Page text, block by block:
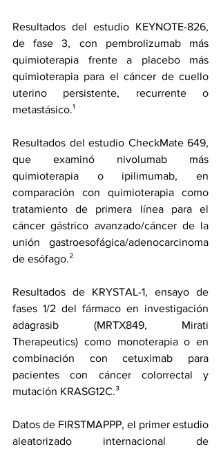
Resultados del estudio KEYNOTE-826,
de fase 3, con pembrolizumab más
quimioterapia frente a placebo más
quimioterapia para el cáncer de cuello
uterino persistente, recurrente o
metastásico.¹
Resultados del estudio CheckMate 649,
que examinó nivolumab más
quimioterapia o ipilimumab, en
comparación con quimioterapia como
tratamiento de primera línea para el
cáncer gástrico avanzado/cáncer de la
unión gastroesofágica/adenocarcinoma
de esófago.²
Resultados de KRYSTAL-1, ensayo de
fases 1/2 del fármaco en investigación
adagrasib (MRTX849, Mirati
Therapeutics) como monoterapia o en
combinación con cetuximab para
pacientes con cáncer colorrectal y
mutación KRASG12C.³
Datos de FIRSTMAPPP, el primer estudio